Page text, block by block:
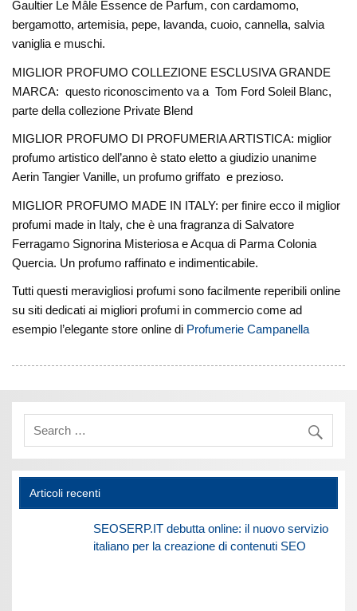
Gaultier Le Mâle Essence de Parfum, con cardamomo,
bergamotto, artemisia, pepe, lavanda, cuoio, cannella, salvia
vaniglia e muschi.
MIGLIOR PROFUMO COLLEZIONE ESCLUSIVA GRANDE
MARCA: questo riconoscimento va a Tom Ford Soleil Blanc,
parte della collezione Private Blend
MIGLIOR PROFUMO DI PROFUMERIA ARTISTICA: miglior
profumo artistico dell’anno è stato eletto a giudizio unanime
Aerin Tangier Vanille, un profumo griffato e prezioso.
MIGLIOR PROFUMO MADE IN ITALY: per finire ecco il miglior
profumi made in Italy, che è una fragranza di Salvatore
Ferragamo Signorina Misteriosa e Acqua di Parma Colonia
Quercia. Un profumo raffinato e indimenticabile.
Tutti questi meravigliosi profumi sono facilmente reperibili online
su siti dedicati ai migliori profumi in commercio come ad
esempio l’elegante store online di Profumerie Campanella
Articoli recenti
SEOSERP.IT debutta online: il nuovo servizio
italiano per la creazione di contenuti SEO